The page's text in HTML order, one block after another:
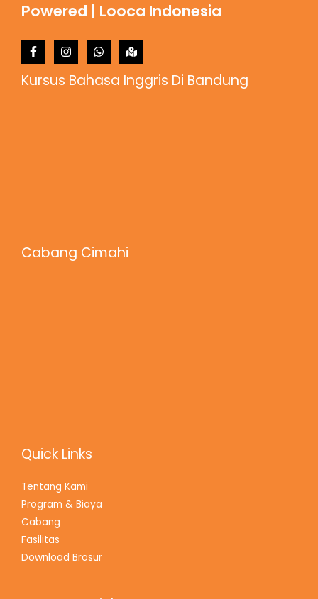
Powered | Looca Indonesia
Kursus Bahasa Inggris Di Bandung
Cabang Cimahi
Quick Links
Tentang Kami
Program & Biaya
Cabang
Fasilitas
Download Brosur